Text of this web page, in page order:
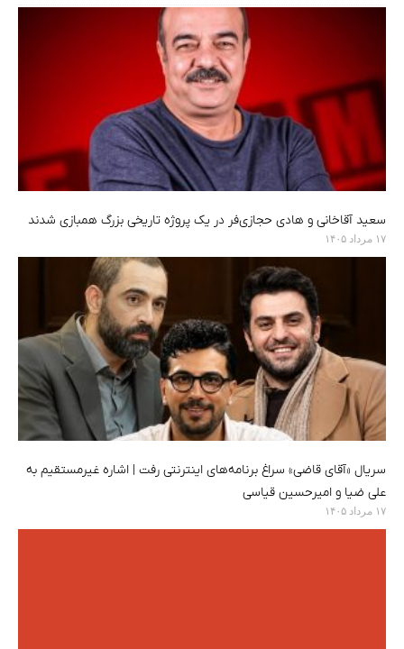
سعید آقاخانی و هادی حجازی‌فر در یک پروژه تاریخی بزرگ همبازی شدند
۱۷ مرداد ۱۴۰۵
سریال «آقای قاضی» سراغ برنامه‌های اینترنتی رفت | اشاره غیرمستقیم به
علی ضیا و امیرحسین قیاسی
۱۷ مرداد ۱۴۰۵